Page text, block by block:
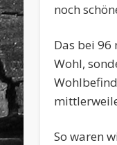
noch
Das bei
Wohl,
So waren